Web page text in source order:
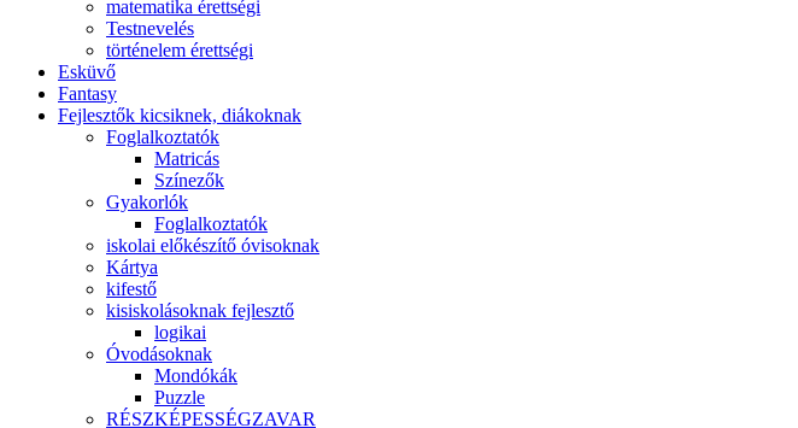
matematika érettségi
Testnevelés
történelem érettségi
Esküvő
Fantasy
Fejlesztők kicsiknek, diákoknak
Foglalkoztatók
Matricás
Színezők
Gyakorlók
Foglalkoztatók
iskolai előkészítő óvisoknak
Kártya
kifestő
kisiskolásoknak fejlesztő
logikai
Óvodásoknak
Mondókák
Puzzle
RÉSZKÉPESSÉGZAVAR